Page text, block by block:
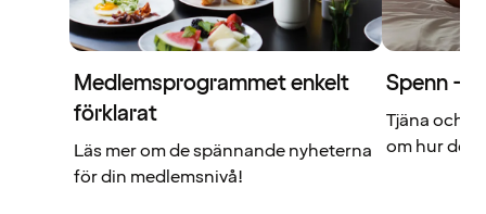
Medlemsprogrammet enkelt
förklarat
Läs mer om de spännande nyheterna
för din medlemsnivå!
Spenn –
Tjäna och
om hur det